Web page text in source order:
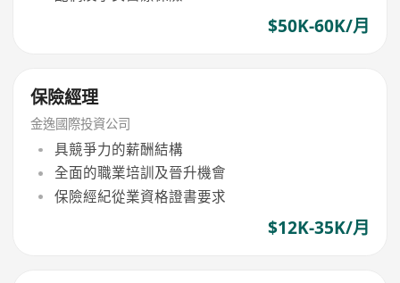
$50K-60K/月
保險經理
金逸國際投資公司
具競爭力的薪酬結構
全面的職業培訓及晉升機會
保險經紀從業資格證書要求
$12K-35K/月